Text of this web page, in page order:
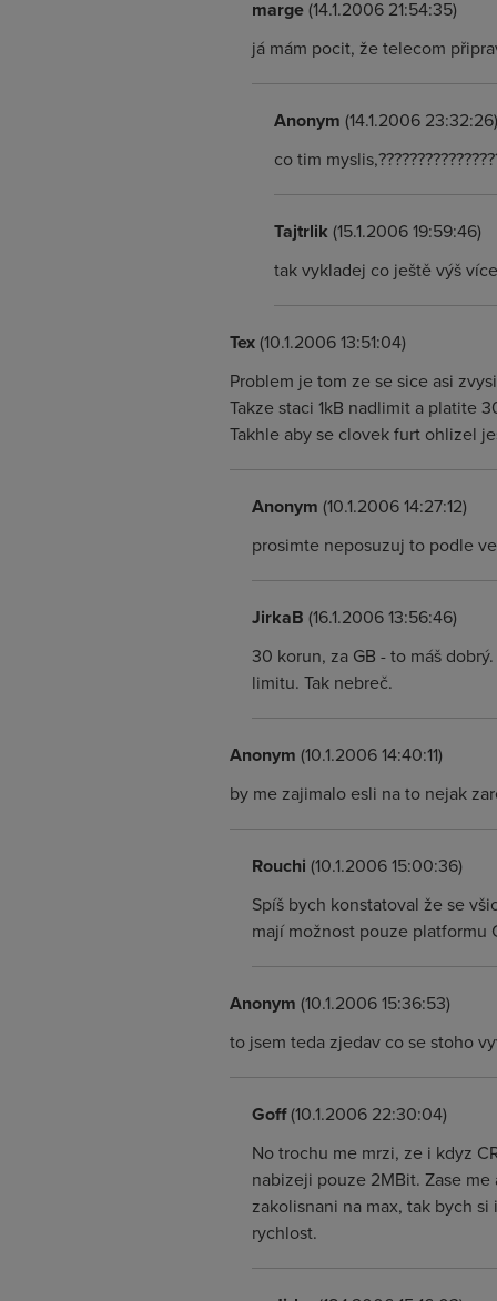
marge(14.1.2006 21:54:35)
já mám pocit, že telecom
Anonym (14.1.2006 23:32:26)
co tim
Tajtrlik (15.1.2006 19:59:46)
tak vykladej co ještě výš
Tex(10.1.2006 13:51:04)
Problem je tom ze se sice asi
Takze staci 1kB nadlimit a platite
Takhle aby se clovek furt ohlizel
Anonym (10.1.2006 14:27:12)
prosimte neposuzuj to podle
JirkaB (16.1.2006 13:56:46)
30 korun, za GB - to máš
limitu. Tak nebreč.
Anonym (10.1.2006 14:40:11)
by me zajimalo esli na to nejak
Rouchi (10.1.2006 15:00:36)
Spíš bych konstatoval že se
mají možnost pouze platformu
Anonym (10.1.2006 15:36:53)
to jsem teda zjedav co se stoho
Goff(10.1.2006 22:30:04)
No trochu me mrzi, ze i kdyz
nabizeji pouze 2MBit. Zase
zakolisnani na max, tak bych
rychlost.